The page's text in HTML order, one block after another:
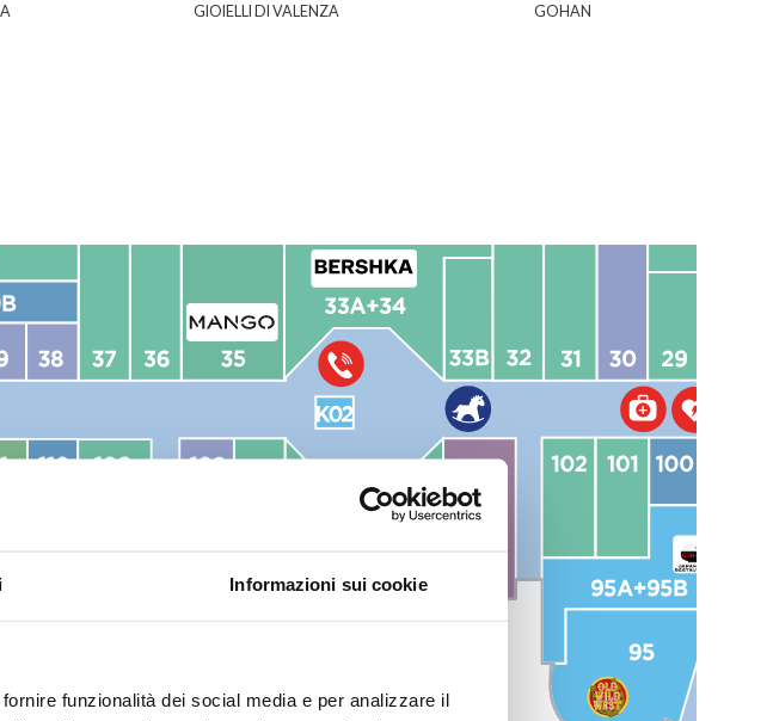
Informazioni sui cookie
funzionalità dei social media e per analizzare il
GIOIELLI DI VALENZA GOHAN